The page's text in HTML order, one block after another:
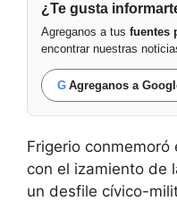
¿Te gusta
Agreganos a tus fuentes
encontrar nuestras
G Agreganos a
Frigerio conmemoró
con el izamiento de
un desfile cívico-